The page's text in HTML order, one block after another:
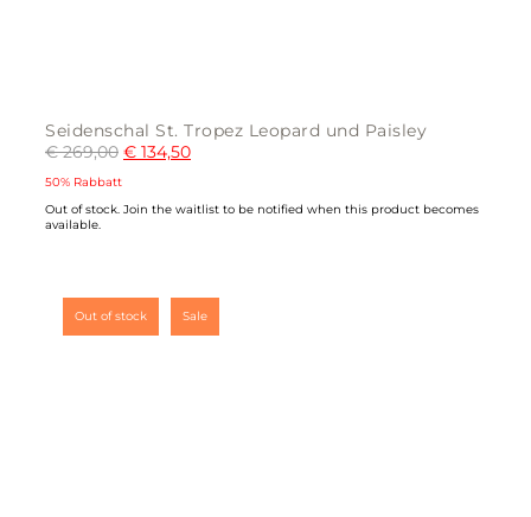
Seidenschal St. Tropez Leopard und Paisley
€269,00 € 134,50
50% Rabbatt
Out of stock. Join the waitlist to be notified when this product becomes
available.
Out of stock Sale